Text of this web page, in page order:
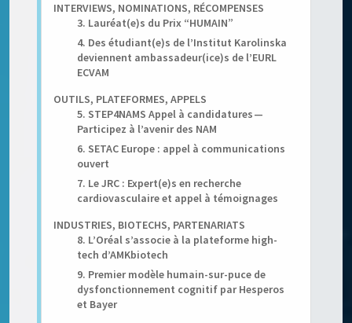
INTERVIEWS, NOMINATIONS, RÉCOMPENSES
3. Lauréat(e)s du Prix “HUMAIN”
4. Des étudiant(e)s de l’Institut Karolinska
deviennent ambassadeur(ice)s de l’EURL
ECVAM
OUTILS, PLATEFORMES, APPELS
5. STEP4NAMS Appel à candidatures —
Participez à l’avenir des NAM
6. SETAC Europe : appel à communications
ouvert
7. Le JRC : Expert(e)s en recherche
cardiovasculaire et appel à témoignages
INDUSTRIES, BIOTECHS, PARTENARIATS
8. L’Oréal s’associe à la plateforme high-
tech d’AMKbiotech
9. Premier modèle humain-sur-puce de
dysfonctionnement cognitif par Hesperos
et Bayer